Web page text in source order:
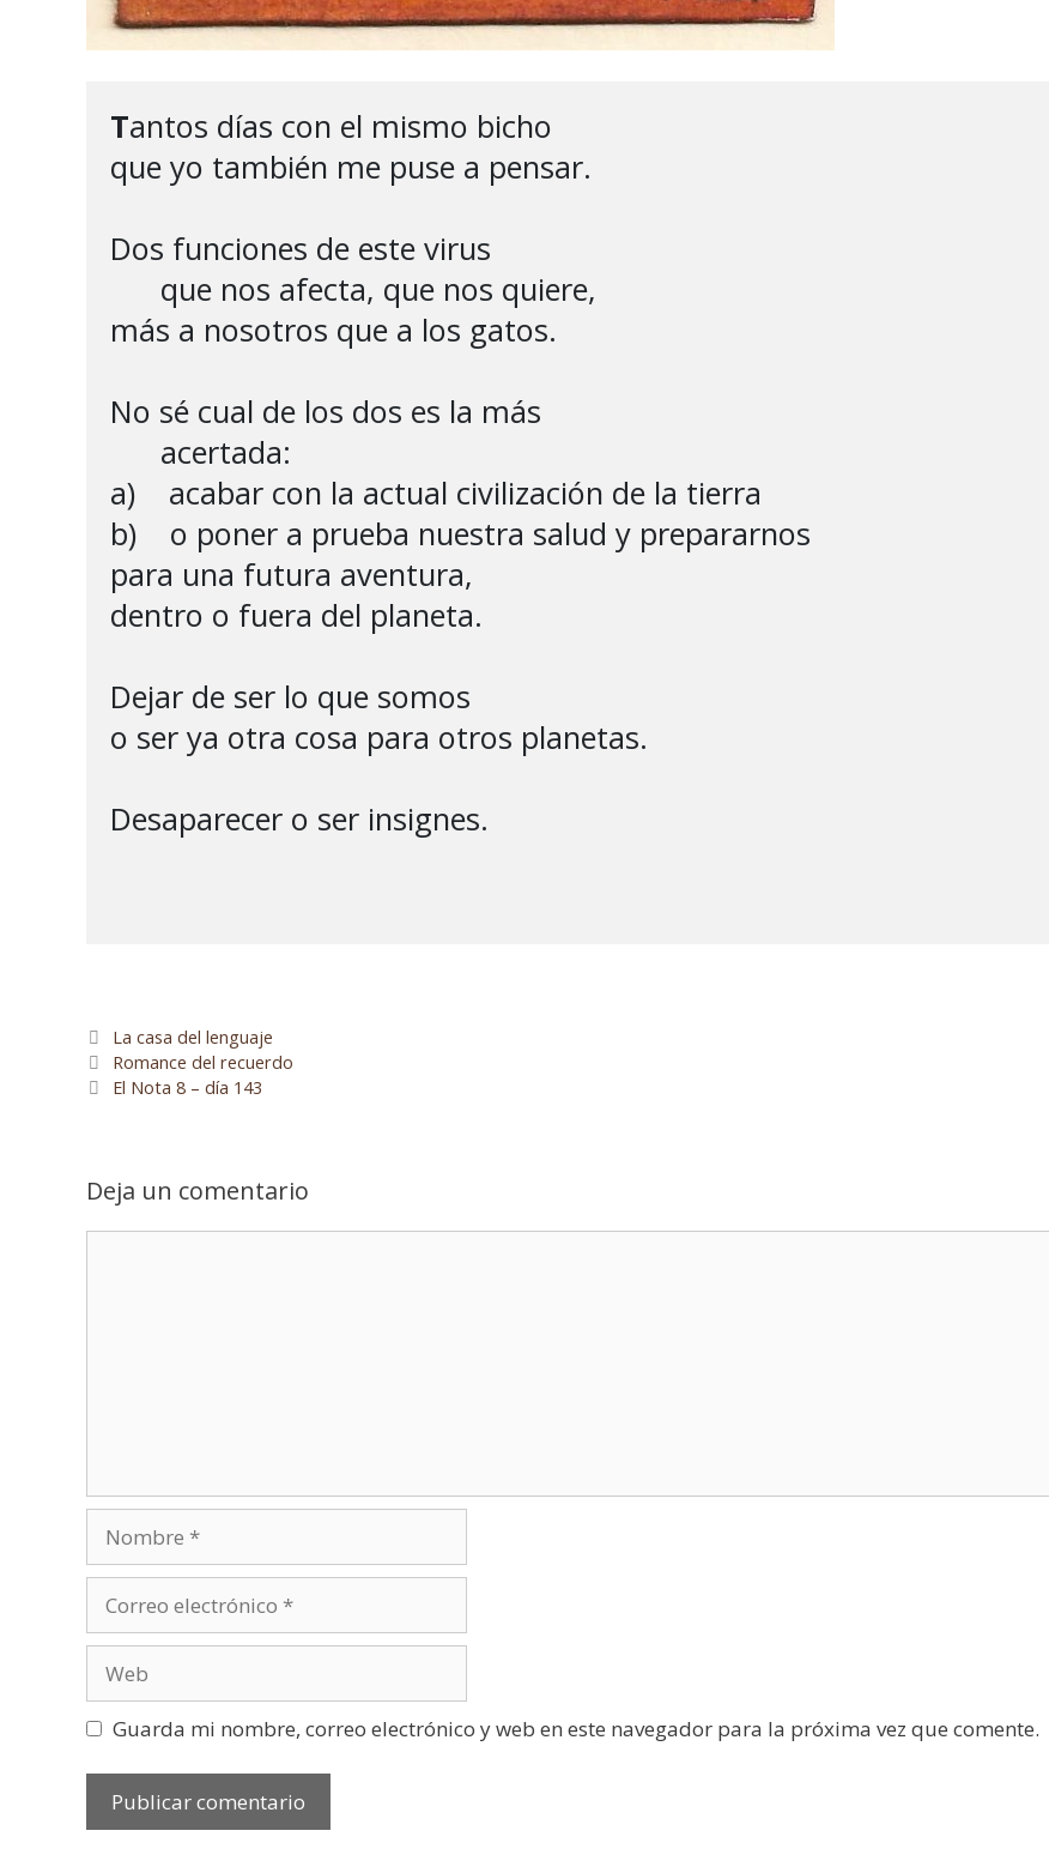
Tantos días con el mismo bicho
que yo también me puse a pensar.
Dos funciones de este virus
que nos afecta, que nos quiere,
más a nosotros que a los gatos.
No sé cual de los dos es la más
acertada:
a)    acabar con la actual civilización de la tierra
b)    o poner a prueba nuestra salud y prepararnos
para una futura aventura,
dentro o fuera del planeta.
Dejar de ser lo que somos
o ser ya otra cosa para otros planetas.
Desaparecer o ser insignes.
La casa del lenguaje
Romance del recuerdo
El Nota 8 – día 143
Deja un comentario
Guarda mi nombre, correo electrónico y web en este navegador para la próxima vez que comente.